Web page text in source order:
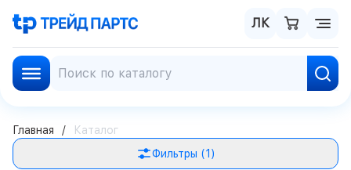
ЛК
Главная
Каталог
Фильтры (1)